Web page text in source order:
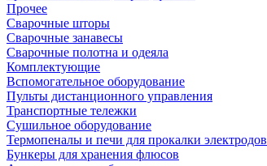
Прочее
Сварочные шторы
Сварочные занавесы
Сварочные полотна и одеяла
Комплектующие
Вспомогательное оборудование
Пульты дистанционного управления
Транспортные тележки
Сушильное оборудование
Термопеналы и печи для прокалки электродов
Бункеры для хранения флюсов